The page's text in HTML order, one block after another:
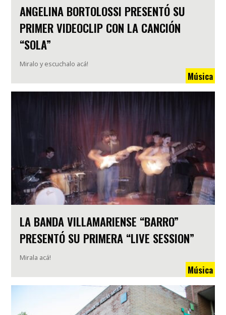
ANGELINA BORTOLOSSI PRESENTÓ SU
PRIMER VIDEOCLIP CON LA CANCIÓN
“SOLA”
Miralo y escuchalo acá!
Música
LA BANDA VILLAMARIENSE “BARRO”
PRESENTÓ SU PRIMERA “LIVE SESSION”
Mirala acá!
Música